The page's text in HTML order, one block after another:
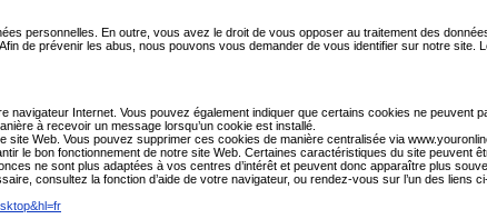
personnelles. En outre, vous avez le droit de vous opposer au traitement des
Afin de prévenir les abus, nous pouvons vous demander de vous identifier sur notre site.
Internet. Vous pouvez également indiquer que certains cookies ne peuvent
à recevoir un message lorsqu’un cookie est installé.
Web. Vous pouvez supprimer ces cookies de manière centralisée via
le bon fonctionnement de notre site Web. Certaines caractéristiques du site peuvent
ne sont plus adaptées à vos centres d’intérêt et peuvent donc apparaître plus
consultez la fonction d’aide de votre navigateur, ou rendez-vous sur l’un des liens